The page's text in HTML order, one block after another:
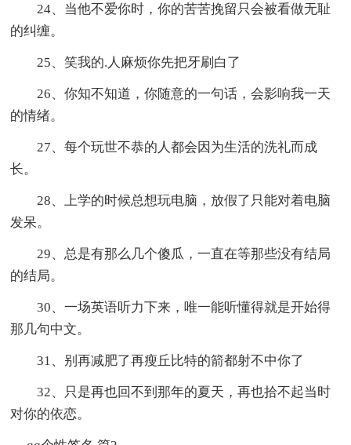
24、当他不爱你时，你的苦苦挽留只会被看做无耻
的纠缠。
25、笑我的.人麻烦你先把牙刷白了
26、你知不知道，你随意的一句话，会影响我一天
的情绪。
27、每个玩世不恭的人都会因为生活的洗礼而成
长。
28、上学的时候总想玩电脑，放假了只能对着电脑
发呆。
29、总是有那么几个傻瓜，一直在等那些没有结局
的结局。
30、一场英语听力下来，唯一能听懂得就是开始得
那几句中文。
31、别再减肥了再瘦丘比特的箭都射不中你了
32、只是再也回不到那年的夏天，再也拾不起当时
对你的依恋。